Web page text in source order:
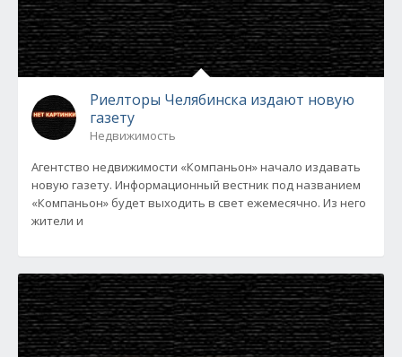
Риелторы Челябинска издают новую
газету
Недвижимость
Агентство недвижимости «Компаньон» начало издавать
новую газету. Информационный вестник под названием
«Компаньон» будет выходить в свет ежемесячно. Из него
жители и